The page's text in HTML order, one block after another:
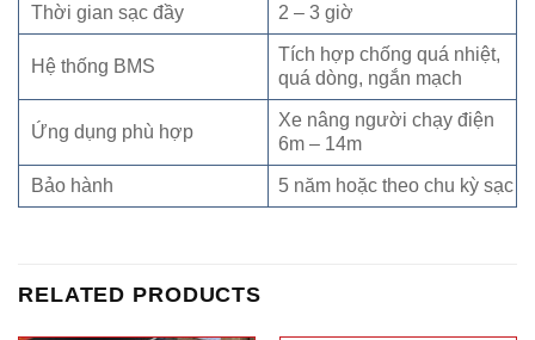
Thời gian sạc đầy 2 – 3 giờ
Hệ thống BMS
Tích hợp chống quá nhiệt,
quá dòng, ngắn mạch
Ứng dụng phù hợp
Xe nâng người chạy điện
6m – 14m
Bảo hành 5 năm hoặc theo chu kỳ sạc
RELATED PRODUCTS